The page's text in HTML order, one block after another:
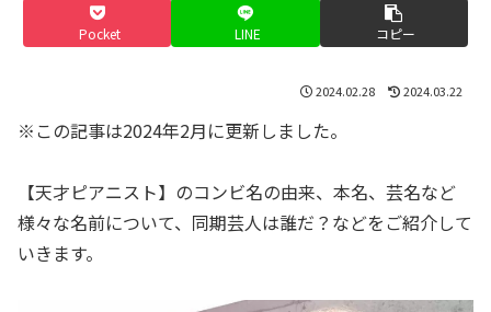
Pocket LINE コピー
2024.02.28 2024.03.22
※この記事は2024年2月に更新しました。
【天才ピアニスト】のコンビ名の由来、本名、芸名など
様々な名前について、同期芸人は誰だ？などをご紹介して
いきます。